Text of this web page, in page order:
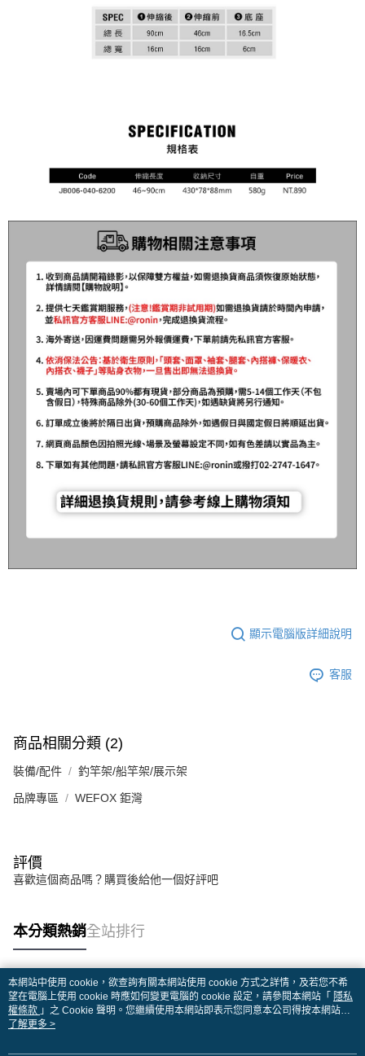
顯示電腦版詳細說明
客服
商品相關分類 (2)
裝備/配件 釣竿架/船竿架/展示架
品牌專區 WEFOX 鉅灣
評價
喜歡這個商品嗎？購買後給他一個好評吧
本分類熱銷全站排行
熱門標籤
本網站中使用 cookie，欲查詢有關本網站使用 cookie 方式之詳情，及若您不希
望在電腦上使用 cookie 時應如何變更電腦的 cookie 設定，請參閱本網站「 隱私
權條款 」之 Cookie 聲明。您繼續使用本網站即表示您同意本公司得按本網站使
用條款之 Cookie 聲明使用 cookie。
了解更多 >